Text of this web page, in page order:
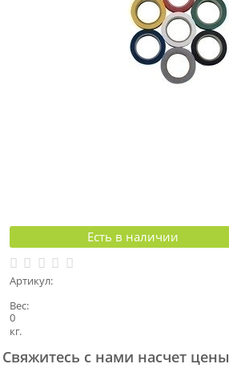
Есть в наличии
Артикул:
Вес:
0
кг.
Свяжитесь с нами насчет цены